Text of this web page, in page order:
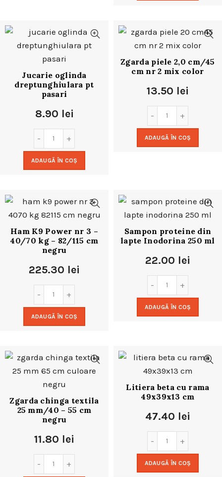
Jucarie oglinda
dreptunghiulara pt
pasari
8.90 lei
ADAUGĂ ÎN COȘ
Zgarda piele 2,0 cm/45
cm nr 2 mix color
13.50 lei
ADAUGĂ ÎN COȘ
Ham K9 Power nr 3 –
40/70 kg – 82/115 cm
negru
225.30 lei
ADAUGĂ ÎN COȘ
Sampon proteine din
lapte Inodorina 250 ml
22.00 lei
ADAUGĂ ÎN COȘ
Zgarda chinga textila
25 mm/40 – 55 cm
negru
11.80 lei
Litiera beta cu rama
49x39x13 cm
47.40 lei
ADAUGĂ ÎN COȘ